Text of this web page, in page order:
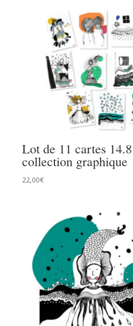
Lot de 11 cartes
collection graphique
22,00€